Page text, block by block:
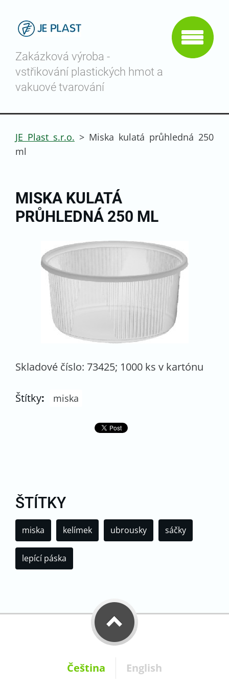
Zakázková výroba -
vstřikování plastických hmot a
vakuové tvarování
JE Plast s.r.o. > Miska kulatá průhledná 250
ml
MISKA KULATÁ
PRŮHLEDNÁ 250 ML
Skladové číslo: 73425; 1000 ks v kartónu
Štítky: miska
ŠTÍTKY
miska kelímek ubrousky sáčky
lepící páska
Čeština English